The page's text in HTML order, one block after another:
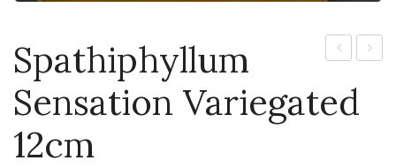
Beauty
Spathiphyllum
Sensation Variegated
12cm